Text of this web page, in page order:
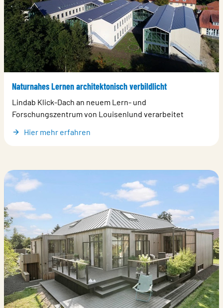
Naturnahes Lernen architektonisch verbildlicht
Lindab Klick-Dach an neuem Lern- und
Forschungszentrum von Louisenlund verarbeitet
Hier mehr erfahren